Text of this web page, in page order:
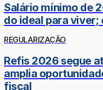
Salário mínimo de
do ideal para viver;
REGULARIZAÇÃO
Refis 2026 segue
amplia
fiscal